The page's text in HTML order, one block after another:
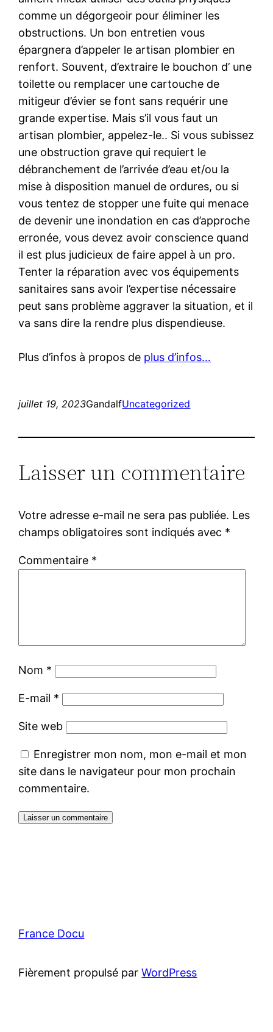
comme un dégorgeoir pour éliminer les
obstructions. Un bon entretien vous
épargnera d’appeler le artisan plombier en
renfort. Souvent, d’extraire le bouchon d’ une
toilette ou remplacer une cartouche de
mitigeur d’évier se font sans requérir une
grande expertise. Mais s’il vous faut un
artisan plombier, appelez-le.. Si vous subissez
une obstruction grave qui requiert le
débranchement de l’arrivée d’eau et/ou la
mise à disposition manuel de ordures, ou si
vous tentez de stopper une fuite qui menace
de devenir une inondation en cas d’approche
erronée, vous devez avoir conscience quand
il est plus judicieux de faire appel à un pro.
Tenter la réparation avec vos équipements
sanitaires sans avoir l’expertise nécessaire
peut sans problème aggraver la situation, et il
va sans dire la rendre plus dispendieuse.
Plus d’infos à propos de plus d’infos…
juillet 19, 2023GandalfUncategorized
Laisser un commentaire
Votre adresse e-mail ne sera pas publiée. Les
champs obligatoires sont indiqués avec *
Commentaire *
Nom *
E-mail *
Site web
Enregistrer mon nom, mon e-mail et mon
site dans le navigateur pour mon prochain
commentaire.
France Docu
Fièrement propulsé parWordPress